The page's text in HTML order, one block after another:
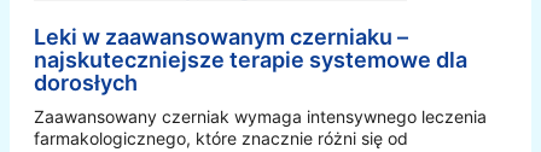
Leki w zaawansowanym czerniaku –
najskuteczniejsze terapie systemowe dla
dorosłych
Zaawansowany czerniak wymaga intensywnego leczenia
farmakologicznego, które znacznie różni się od